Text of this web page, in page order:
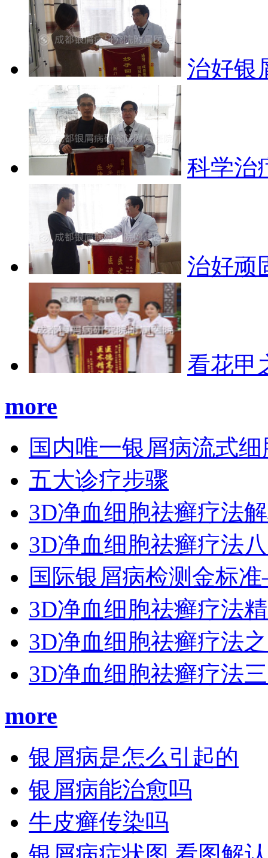
治好银
科学治
治好顽
看花甲
more
国内唯一银屑病流式
五大诊疗步骤
3D净血细胞祛癣疗法
3D净血细胞祛癣疗法
国际银屑病检测金标
3D净血细胞祛癣疗法
3D净血细胞祛癣疗法
3D净血细胞祛癣疗法
more
银屑病是怎么引起的
银屑病能治愈吗
牛皮癣传染吗